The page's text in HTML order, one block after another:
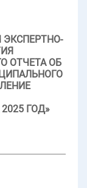
ЭКСПЕРТНО-
ОТЧЕТА ОБ
ГОД»